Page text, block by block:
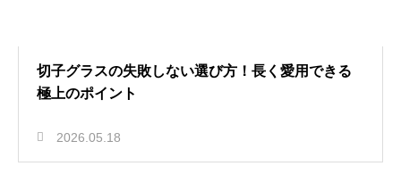
切子グラスの失敗しない選び方！長く愛用できる
極上のポイント
2026.05.18